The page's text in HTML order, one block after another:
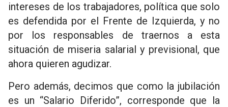
intereses de los trabajadores, política que solo
es defendida por el Frente de Izquierda, y no
por los responsables de traernos a esta
situación de miseria salarial y previsional, que
ahora quieren agudizar.
Pero además, decimos que como la jubilación
es un “Salario Diferido”, corresponde que la